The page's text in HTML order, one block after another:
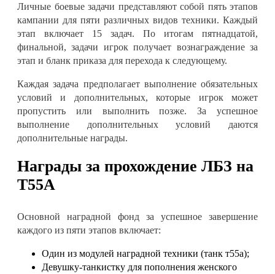
Личные боевые задачи представляют собой пять этапов
кампании для пяти различных видов техники. Каждый
этап включает 15 задач. По итогам пятнадцатой,
финальной, задачи игрок получает вознаграждение за
этап и бланк приказа для перехода к следующему.
Каждая задача предполагает выполнение обязательных
условий и дополнительных, которые игрок может
пропустить или выполнить позже. За успешное
выполнение дополнительных условий даются
дополнительные награды.
Награды за прохождение ЛБЗ на
T55A
Основной наградной фонд за успешное завершение
каждого из пяти этапов включает:
Один из модулей наградной техники (танк т55а);
Девушку-танкистку для пополнения женского